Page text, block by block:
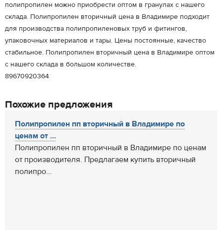
полипропилен можно приобрести оптом в гранулах с нашего
склада. Полипропилен вторичный цена в Владимире подходит
для производства полипропиленовых труб и фитингов,
упаковочных материалов и тары. Цены постоянные, качество
стабильное. Полипропилен вторичный цена в Владимире оптом
с нашего склада в большом количестве.
89670920364
Похожие предложения
Полипропилен пп вторичный в Владимире по
ценам от ...
Полипропилен пп вторичный в Владимире по ценам
от производителя. Предлагаем купить вторичный
полипро...